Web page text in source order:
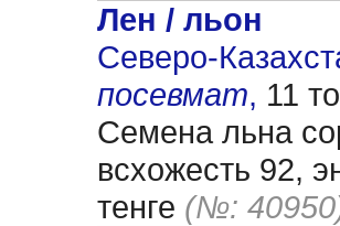
Лен / льон
Северо-
посевмат, 11
Семена льна
всхожесть 92,
тенге (№: